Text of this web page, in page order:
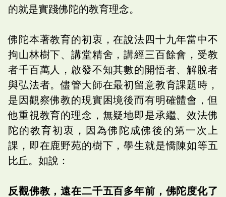
的就是實踐佛陀的教育理念。
佛陀本著教育的初衷，在說法四十九年當中不
拘山林樹下、講堂精舍，講經三百餘會，受教
者千百萬人，啟發不知其數的開悟者、解脫者
與弘法者。儘管大師在最初留意教育課題時，
是因觀察佛教的現實困境後而有明確體會，但
他重視教育的理念，無疑地即是承繼、效法佛
陀的教育初衷，因為佛陀成佛後的第一次上
課，即在鹿野苑的樹下，學生就是憍陳如等五
比丘。如說：
反觀佛教，遠在二千五百多年前，佛陀度化了